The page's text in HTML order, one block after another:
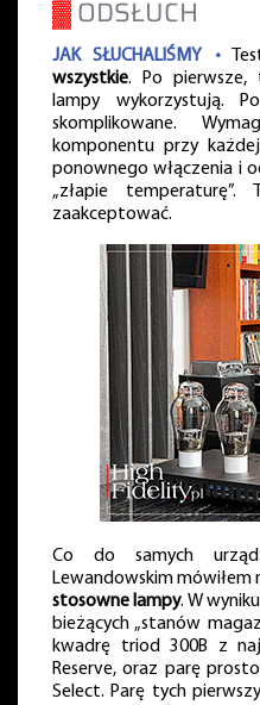
▓ODSŁUCH
JAK SŁUCHALIŚMY •
wszystkie. Po pierwsze,
lampy wykorzystują.
skomplikowane.
komponentu przy
ponownego włączenia i
„złapie
zaakceptować.
Co do samych
Lewandowskim mówiłem
stosowne lampy. W
bieżących „stanów
kwadrę triod 300B z
Reserve, oraz parę
Select. Parę tych